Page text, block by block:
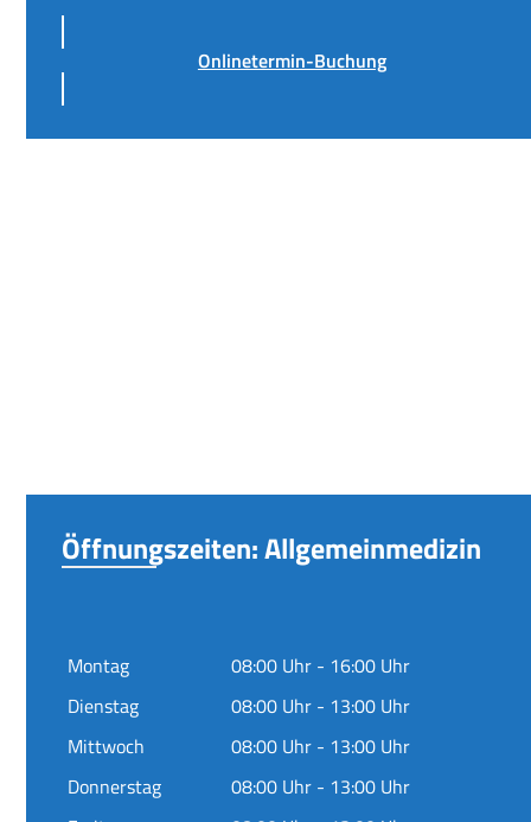
Onlinetermin-Buchung
Öffnungszeiten: Allgemeinmedizin
Montag
08:00 Uhr - 16:00 Uhr
Dienstag
08:00 Uhr - 13:00 Uhr
Mittwoch
08:00 Uhr - 13:00 Uhr
Donnerstag
08:00 Uhr - 13:00 Uhr